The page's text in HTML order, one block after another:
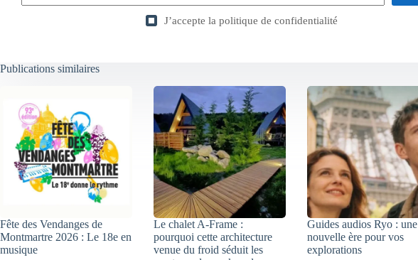
J’accepte la politique de confidentialité
Publications similaires
Fête des Vendanges de
Montmartre 2026 : Le 18e en
musique
Le chalet A-Frame :
pourquoi cette architecture
venue du froid séduit les
Guides audios Ryo : une
nouvelle ère pour vos
explorations